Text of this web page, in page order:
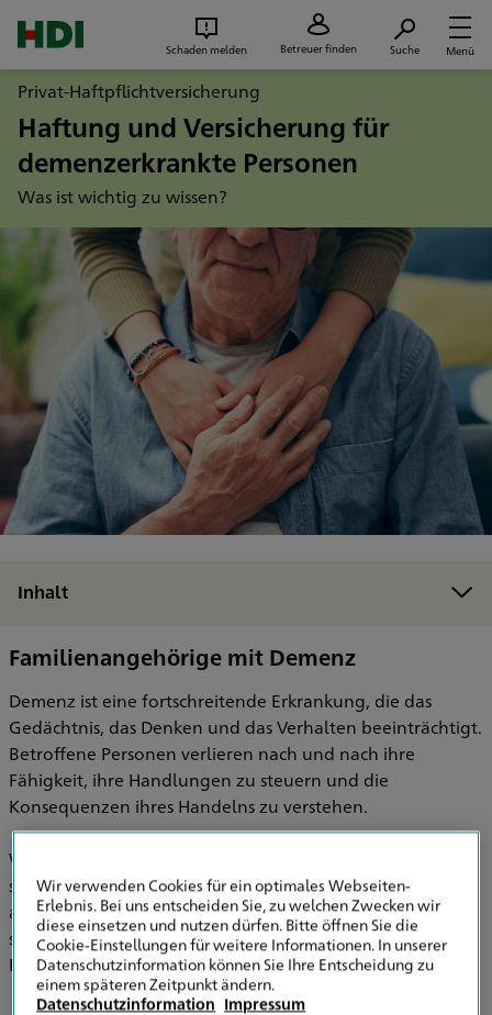
Zum Seiteninhalt springen
Schaden melden Betreuer finden Suche Menü
Privat-Haftpflichtversicherung
Haftung und Versicherung für
demenzerkrankte Personen
Was ist wichtig zu wissen?
Inhalt
Familienangehörige mit Demenz
Demenz ist eine fortschreitende Erkrankung, die das
Gedächtnis, das Denken und das Verhalten beeinträchtigt.
Betroffene Personen verlieren nach und nach ihre
Fähigkeit, ihre Handlungen zu steuern und die
Konsequenzen ihres Handelns zu verstehen.
Wenn geliebte Angehörige von Demenz betroffen sind,
stehen viele Familien vor der Frage: Wie sieht die Haftung
aus, falls die Person Schäden verursacht? We kann man
sich optimal versichern? Und welche Rolle spielt die
Privathaftpflichtversicherung dabei?
Wir verwenden Cookies für ein optimales Webseiten-
Erlebnis. Bei uns entscheiden Sie, zu welchen Zwecken wir
diese einsetzen und nutzen dürfen. Bitte öffnen Sie die
Cookie-Einstellungen für weitere Informationen. In unserer
Datenschutzinformation können Sie Ihre Entscheidung zu
einem späteren Zeitpunkt ändern.
Datenschutzinformation Impressum